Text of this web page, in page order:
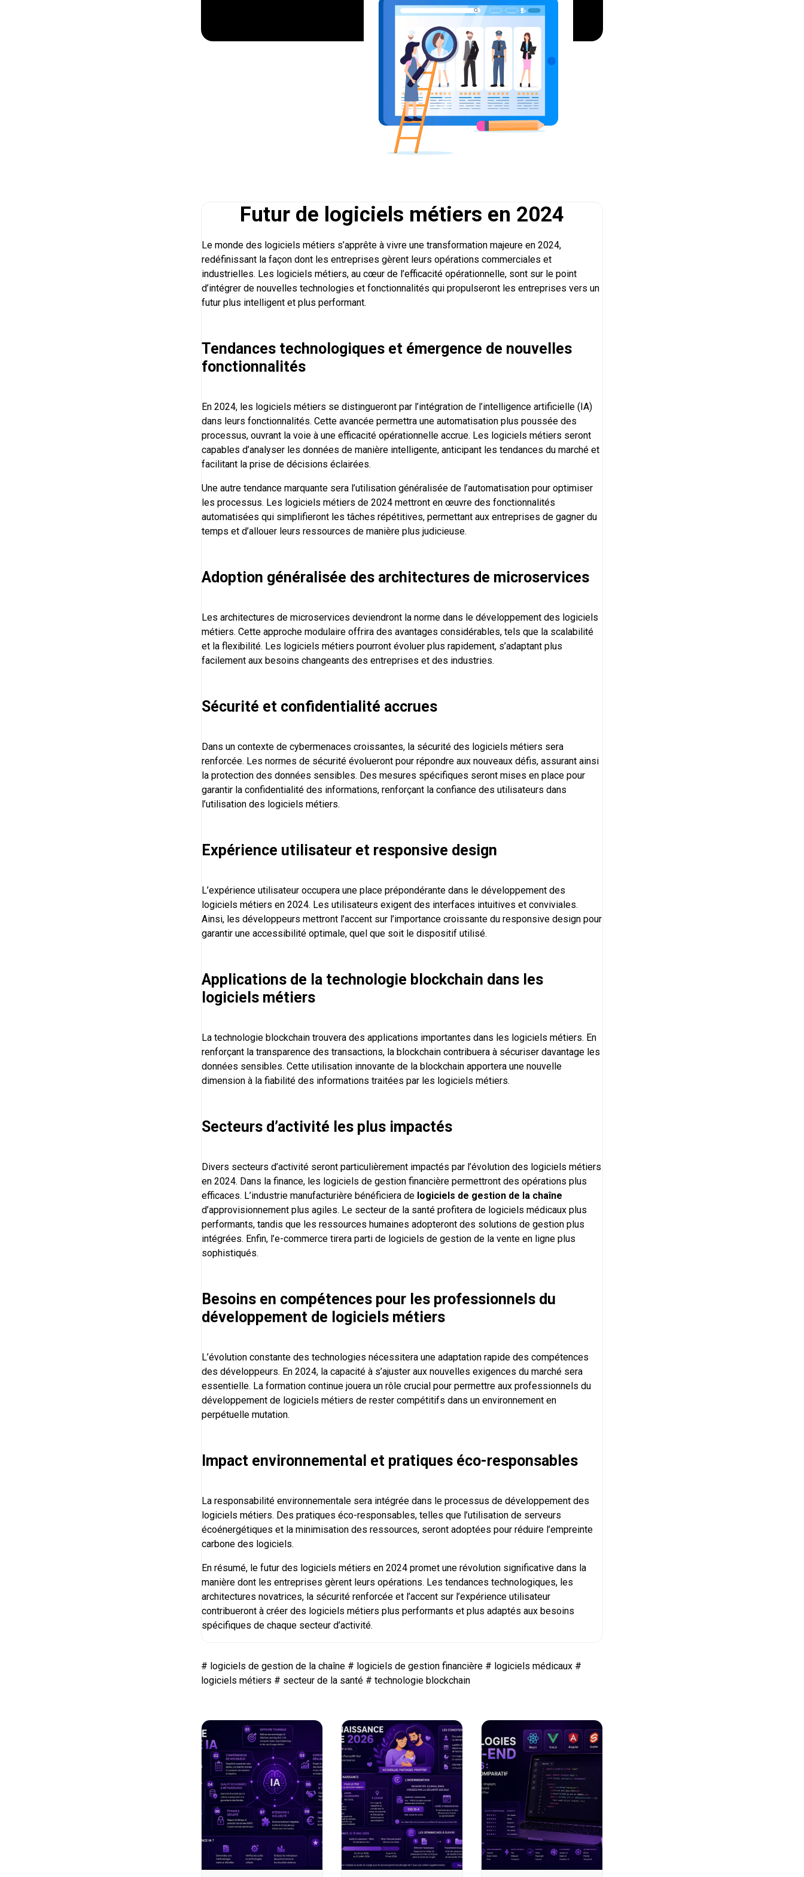
Futur de logiciels métiers en 2024
Le monde des logiciels métiers s’apprête à vivre une transformation majeure en 2024,
redéfinissant la façon dont les entreprises gèrent leurs opérations commerciales et
industrielles. Les logiciels métiers, au cœur de l’efficacité opérationnelle, sont sur le point
d’intégrer de nouvelles technologies et fonctionnalités qui propulseront les entreprises vers un
futur plus intelligent et plus performant.
Tendances technologiques et émergence de nouvelles
fonctionnalités
En 2024, les logiciels métiers se distingueront par l’intégration de l’intelligence artificielle (IA)
dans leurs fonctionnalités. Cette avancée permettra une automatisation plus poussée des
processus, ouvrant la voie à une efficacité opérationnelle accrue. Les logiciels métiers seront
capables d’analyser les données de manière intelligente, anticipant les tendances du marché et
facilitant la prise de décisions éclairées.
Une autre tendance marquante sera l’utilisation généralisée de l’automatisation pour optimiser
les processus. Les logiciels métiers de 2024 mettront en œuvre des fonctionnalités
automatisées qui simplifieront les tâches répétitives, permettant aux entreprises de gagner du
temps et d’allouer leurs ressources de manière plus judicieuse.
Adoption généralisée des architectures de microservices
Les architectures de microservices deviendront la norme dans le développement des logiciels
métiers. Cette approche modulaire offrira des avantages considérables, tels que la scalabilité
et la flexibilité. Les logiciels métiers pourront évoluer plus rapidement, s’adaptant plus
facilement aux besoins changeants des entreprises et des industries.
Sécurité et confidentialité accrues
Dans un contexte de cybermenaces croissantes, la sécurité des logiciels métiers sera
renforcée. Les normes de sécurité évolueront pour répondre aux nouveaux défis, assurant ainsi
la protection des données sensibles. Des mesures spécifiques seront mises en place pour
garantir la confidentialité des informations, renforçant la confiance des utilisateurs dans
l’utilisation des logiciels métiers.
Expérience utilisateur et responsive design
L’expérience utilisateur occupera une place prépondérante dans le développement des
logiciels métiers en 2024. Les utilisateurs exigent des interfaces intuitives et conviviales.
Ainsi, les développeurs mettront l’accent sur l’importance croissante du responsive design pour
garantir une accessibilité optimale, quel que soit le dispositif utilisé.
Applications de la technologie blockchain dans les
logiciels métiers
La technologie blockchain trouvera des applications importantes dans les logiciels métiers. En
renforçant la transparence des transactions, la blockchain contribuera à sécuriser davantage les
données sensibles. Cette utilisation innovante de la blockchain apportera une nouvelle
dimension à la fiabilité des informations traitées par les logiciels métiers.
Secteurs d’activité les plus impactés
Divers secteurs d’activité seront particulièrement impactés par l’évolution des logiciels métiers
en 2024. Dans la finance, les logiciels de gestion financière permettront des opérations plus
efficaces. L’industrie manufacturière bénéficiera de logiciels de gestion de la chaîne
d’approvisionnement plus agiles. Le secteur de la santé profitera de logiciels médicaux plus
performants, tandis que les ressources humaines adopteront des solutions de gestion plus
intégrées. Enfin, l’e-commerce tirera parti de logiciels de gestion de la vente en ligne plus
sophistiqués.
Besoins en compétences pour les professionnels du
développement de logiciels métiers
L’évolution constante des technologies nécessitera une adaptation rapide des compétences
des développeurs. En 2024, la capacité à s’ajuster aux nouvelles exigences du marché sera
essentielle. La formation continue jouera un rôle crucial pour permettre aux professionnels du
développement de logiciels métiers de rester compétitifs dans un environnement en
perpétuelle mutation.
Impact environnemental et pratiques éco-responsables
La responsabilité environnementale sera intégrée dans le processus de développement des
logiciels métiers. Des pratiques éco-responsables, telles que l’utilisation de serveurs
écoénergétiques et la minimisation des ressources, seront adoptées pour réduire l’empreinte
carbone des logiciels.
En résumé, le futur des logiciels métiers en 2024 promet une révolution significative dans la
manière dont les entreprises gèrent leurs opérations. Les tendances technologiques, les
architectures novatrices, la sécurité renforcée et l’accent sur l’expérience utilisateur
contribueront à créer des logiciels métiers plus performants et plus adaptés aux besoins
spécifiques de chaque secteur d’activité.
# logiciels de gestion de la chaîne # logiciels de gestion financière # logiciels médicaux #
logiciels métiers # secteur de la santé # technologie blockchain